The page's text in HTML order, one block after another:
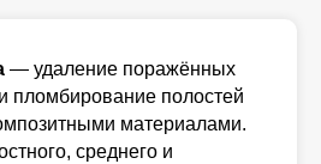
— удаление поражённых
пломбирование полостей
материалами.
среднего и